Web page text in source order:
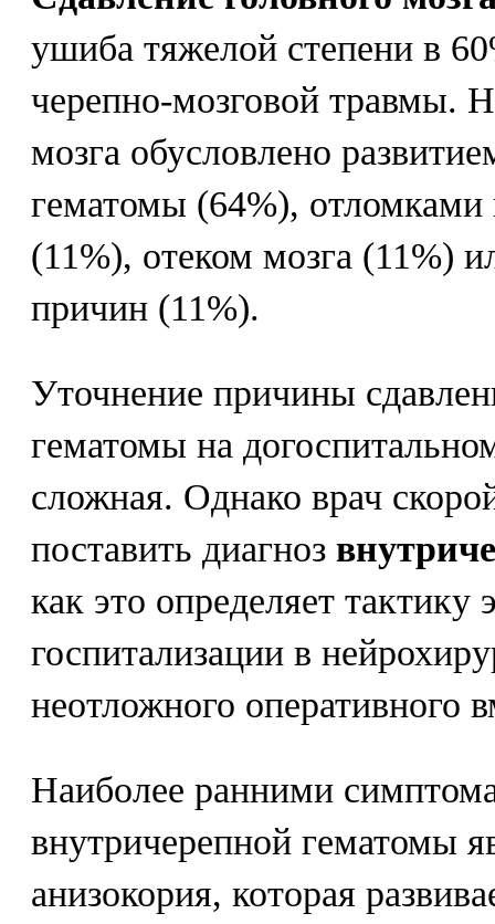
ушиба тяжелой степени в
черепно-мозговой травмы.
мозга обусловлено
гематомы (64%), отломками
(11%), отеком мозга (11%)
причин (11%).
Уточнение причины
гематомы на
сложная. Однако врач
поставить диагноз
как это определяет тактику
госпитализации в
неотложного оперативного
Наиболее ранними
внутричерепной гематомы
анизокория, которая